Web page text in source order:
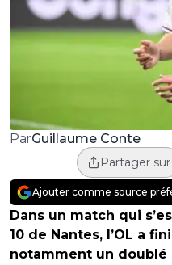
ParGuillaume Conte
Partager sur
Ajouter comme source
Dans un match qui
10 de Nantes, l’OL a
notamment un